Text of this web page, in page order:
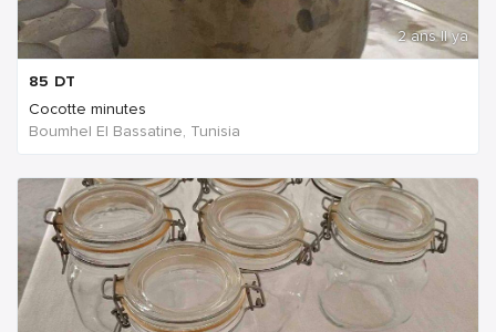
2 ans Il ya
85 DT
Cocotte minutes
Boumhel El Bassatine, Tunisia